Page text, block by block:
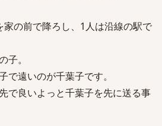
の前で降ろし、1人は沿線の駅で
子。
で遠いのが千葉子です。
で良いよっと千葉子を先に送る事